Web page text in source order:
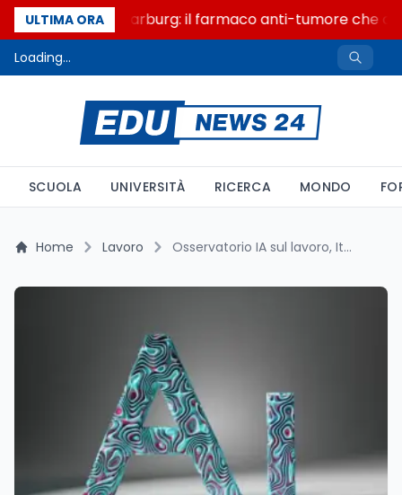
ULTIMA ORA
Un secolo di Warburg: il farmaco anti-tumore che
Loading...
SCUOLA UNIVERSITÀ RICERCA MONDO
Home Lavoro Osservatorio IA sul lavoro, Italia parte con un gap di competenze